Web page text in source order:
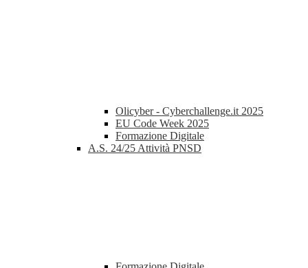
Olicyber - Cyberchallenge.it 2025
EU Code Week 2025
Formazione Digitale
A.S. 24/25 Attività PNSD